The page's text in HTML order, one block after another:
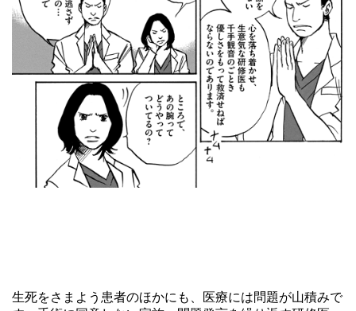
生死をさまよう患者のほかにも、医療には問題が山積みで